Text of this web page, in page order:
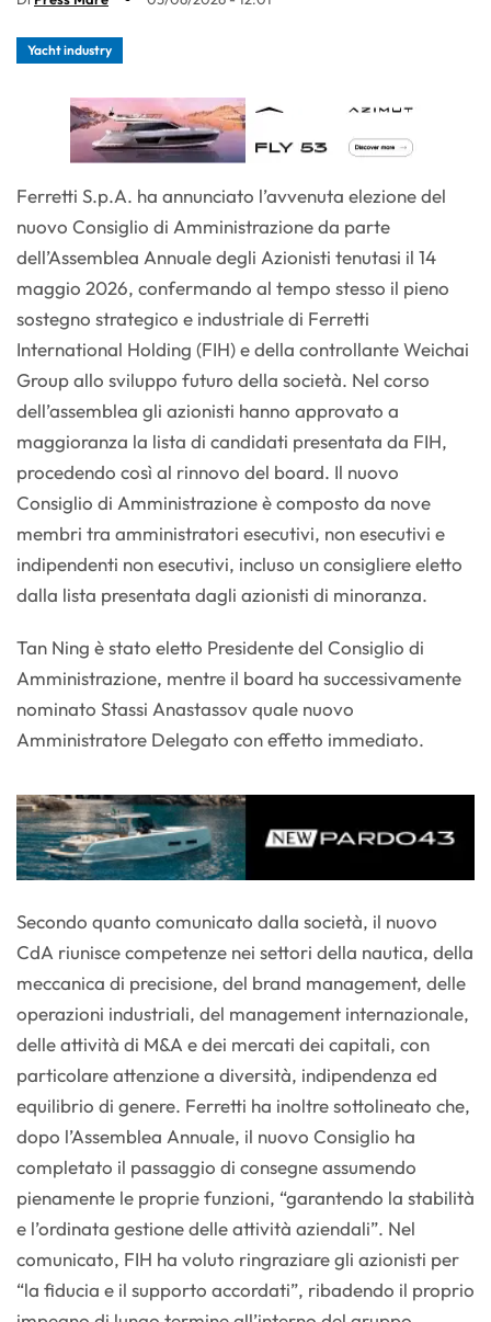
Yacht industry
Ferretti S.p.A. ha annunciato l’avvenuta elezione del
nuovo Consiglio di Amministrazione da parte
dell’Assemblea Annuale degli Azionisti tenutasi il 14
maggio 2026, confermando al tempo stesso il pieno
sostegno strategico e industriale di Ferretti
International Holding (FIH) e della controllante Weichai
Group allo sviluppo futuro della società. Nel corso
dell’assemblea gli azionisti hanno approvato a
maggioranza la lista di candidati presentata da FIH,
procedendo così al rinnovo del board. Il nuovo
Consiglio di Amministrazione è composto da nove
membri tra amministratori esecutivi, non esecutivi e
indipendenti non esecutivi, incluso un consigliere eletto
dalla lista presentata dagli azionisti di minoranza.
Tan Ning è stato eletto Presidente del Consiglio di
Amministrazione, mentre il board ha successivamente
nominato Stassi Anastassov quale nuovo
Amministratore Delegato con effetto immediato.
Secondo quanto comunicato dalla società, il nuovo
CdA riunisce competenze nei settori della nautica, della
meccanica di precisione, del brand management, delle
operazioni industriali, del management internazionale,
delle attività di M&A e dei mercati dei capitali, con
particolare attenzione a diversità, indipendenza ed
equilibrio di genere. Ferretti ha inoltre sottolineato che,
dopo l’Assemblea Annuale, il nuovo Consiglio ha
completato il passaggio di consegne assumendo
pienamente le proprie funzioni, “garantendo la stabilità
e l’ordinata gestione delle attività aziendali”. Nel
comunicato, FIH ha voluto ringraziare gli azionisti per
“la fiducia e il supporto accordati”, ribadendo il proprio